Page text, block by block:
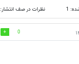
1 نظرات در صف انتشار: 0
0